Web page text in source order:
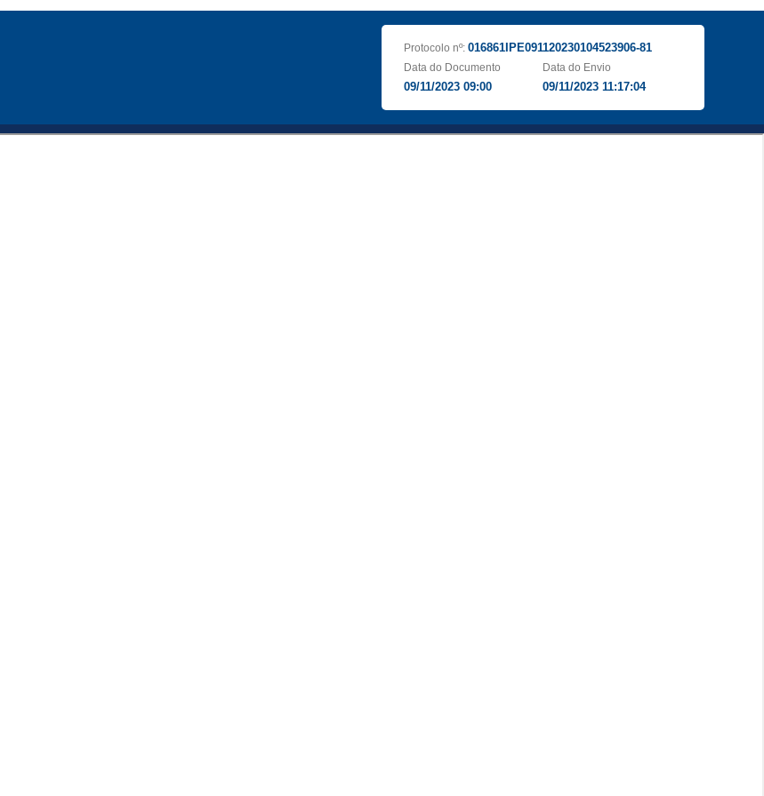
Protocolo nº: 016861IPE091120230104523906-81
Data do Documento
09/11/2023 09:00
Data do Envio
09/11/2023 11:17:04